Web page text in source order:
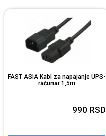
FAST ASIA Kabl za napajanje UPS-
računar 1,5m
990 RSD